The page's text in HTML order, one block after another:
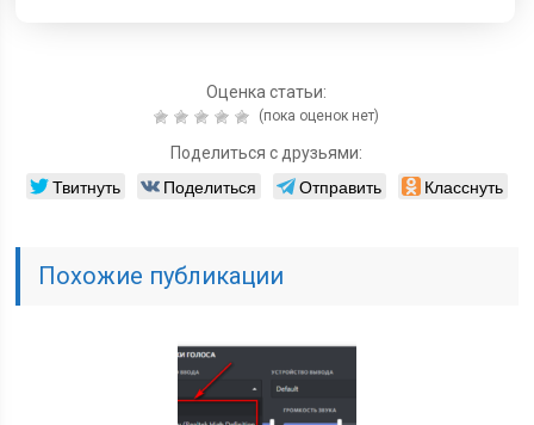
Оценка статьи:
(пока оценок нет)
Поделиться с друзьями:
Твитнуть Поделиться Отправить Класснуть
Похожие публикации